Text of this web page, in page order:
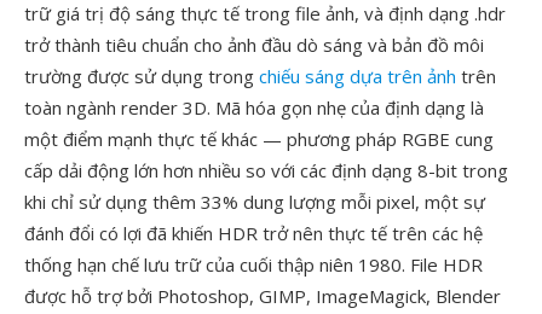
trữ giá trị độ sáng thực tế trong file ảnh, và định dạng .hdr
trở thành tiêu chuẩn cho ảnh đầu dò sáng và bản đồ môi
trường được sử dụng trong chiếu sáng dựa trên ảnh trên
toàn ngành render 3D. Mã hóa gọn nhẹ của định dạng là
một điểm mạnh thực tế khác — phương pháp RGBE cung
cấp dải động lớn hơn nhiều so với các định dạng 8-bit trong
khi chỉ sử dụng thêm 33% dung lượng mỗi pixel, một sự
đánh đổi có lợi đã khiến HDR trở nên thực tế trên các hệ
thống hạn chế lưu trữ của cuối thập niên 1980. File HDR
được hỗ trợ bởi Photoshop, GIMP, ImageMagick, Blender